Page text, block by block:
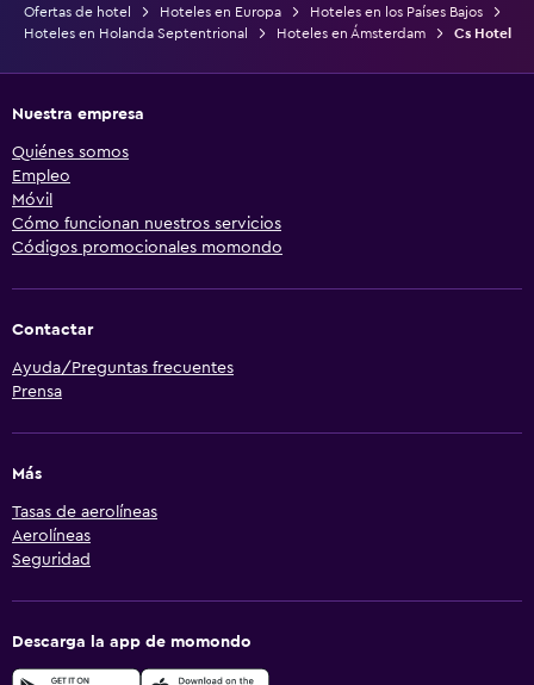
Ofertas de hotel Hoteles en Europa
Hoteles en los Países Bajos
Hoteles en Holanda Septentrional
Hoteles en Ámsterdam Cs Hotel
Nuestra empresa
Quiénes somos
Empleo
Móvil
Cómo funcionan nuestros servicios
Códigos promocionales momondo
Contactar
Ayuda/Preguntas frecuentes
Prensa
Más
Tasas de aerolíneas
Aerolíneas
Seguridad
Descarga la app de momondo